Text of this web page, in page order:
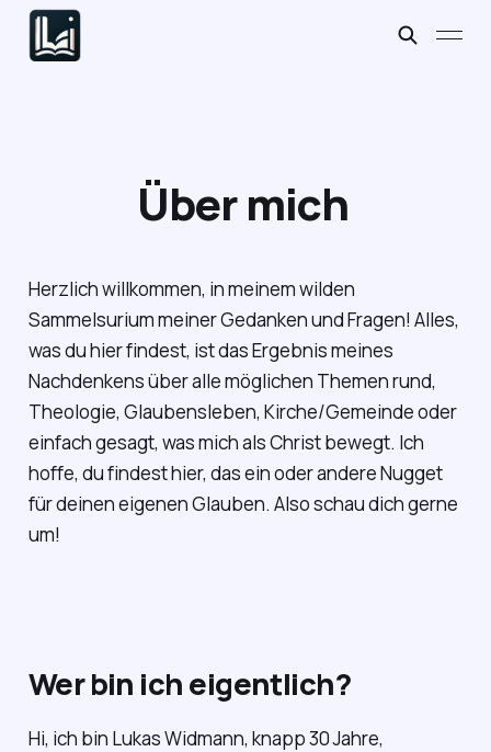
Über mich
Herzlich willkommen, in meinem wilden
Sammelsurium meiner Gedanken und Fragen! Alles,
was du hier findest, ist das Ergebnis meines
Nachdenkens über alle möglichen Themen rund,
Theologie, Glaubensleben, Kirche/Gemeinde oder
einfach gesagt, was mich als Christ bewegt. Ich
hoffe, du findest hier, das ein oder andere Nugget
für deinen eigenen Glauben. Also schau dich gerne
um!
Wer bin ich eigentlich?
Hi, ich bin Lukas Widmann, knapp 30 Jahre,